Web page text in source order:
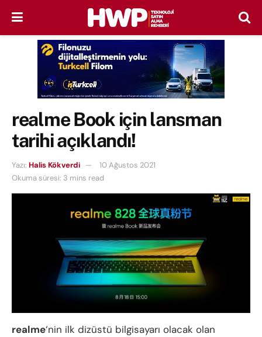
realme Book için lansman
tarihi açıklandı!
Yazı: Halis Kökverdi
10 Ağustos 2021
Okuma süresi: 3 mins read
realme‘nin ilk dizüstü bilgisayarı olacak olan